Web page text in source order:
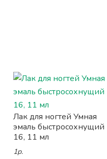
Лак для ногтей Умная
эмаль быстросохнущий
16, 11 мл
1р.